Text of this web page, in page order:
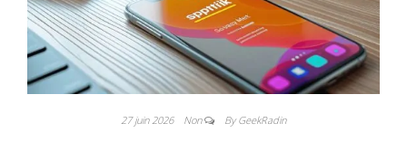
27 juin 2026 Non By GeekRadin